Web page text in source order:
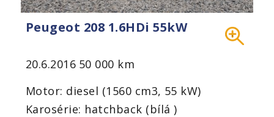
Peugeot 208 1.6HDi 55kW
20.6.2016 50 000 km
Motor: diesel (1560 cm3, 55 kW)
Karosérie: hatchback (bílá )